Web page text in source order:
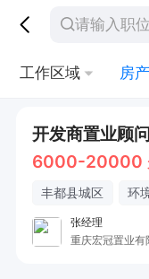
工作区域 房
开发商置业顾
6000-20000
丰都县城区 环
张经理
重庆宏冠置业有